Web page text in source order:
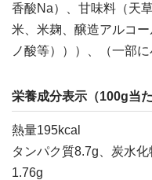
香酸Na）、甘味料（天
米、米麹、醸造アルコ
ノ酸等）））、（一部
栄養成分表示（100g当た
熱量195kcal
タンパク質8.7g、炭水
1.76g